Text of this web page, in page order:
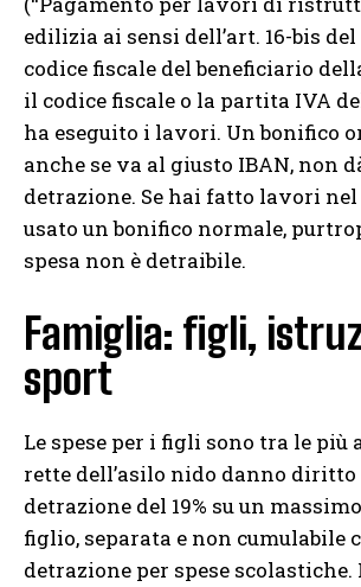
edilizia ai sensi dell’art. 16-bis del
codice fiscale del beneficiario
il codice fiscale o la partita IVA
ha eseguito i lavori. Un bonifico
anche se va al giusto IBAN, non
detrazione. Se hai fatto lavori nel
usato un bonifico normale,
spesa non è detraibile.
Famiglia: figli,
sport
Le spese per i figli sono tra le più
rette dell’asilo nido danno diritto
detrazione del 19% su un
figlio, separata e non cumulabile
detrazione per spese scolastiche.